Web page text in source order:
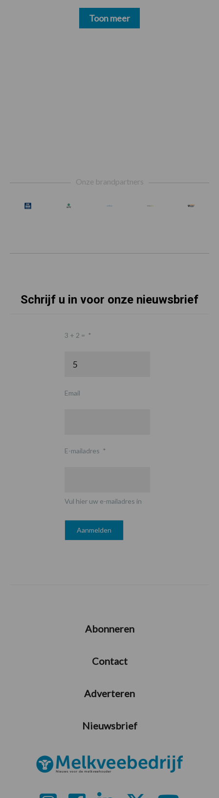
Toon meer
Onze brandpartners
Schrijf u in voor onze nieuwsbrief
3 + 2 = *
Email
E-mailadres *
Vul hier uw e-mailadres in
Abonneren
Contact
Adverteren
Nieuwsbrief